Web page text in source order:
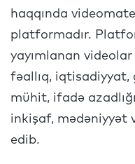
haqqında
platformadır.
yayımlanan
fəallıq,
mühit, ifadə
inkişaf, mədəniyyət
edib.